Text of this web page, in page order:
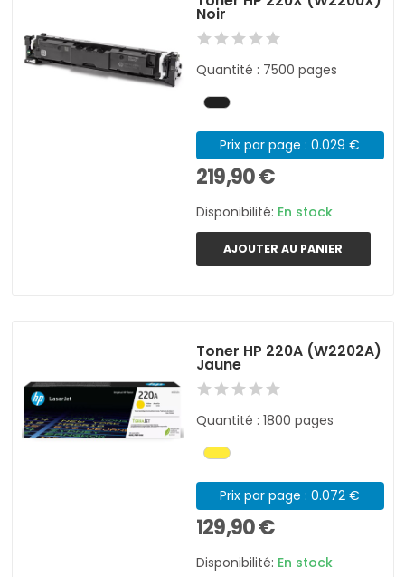
Noir
Quantité : 7500 pages
Prix par page : 0.029 €
219,90 €
Disponibilité: En stock
AJOUTER AU PANIER
Toner HP 220A (W2202A)
Jaune
Quantité : 1800 pages
Prix par page : 0.072 €
129,90 €
Disponibilité: En stock